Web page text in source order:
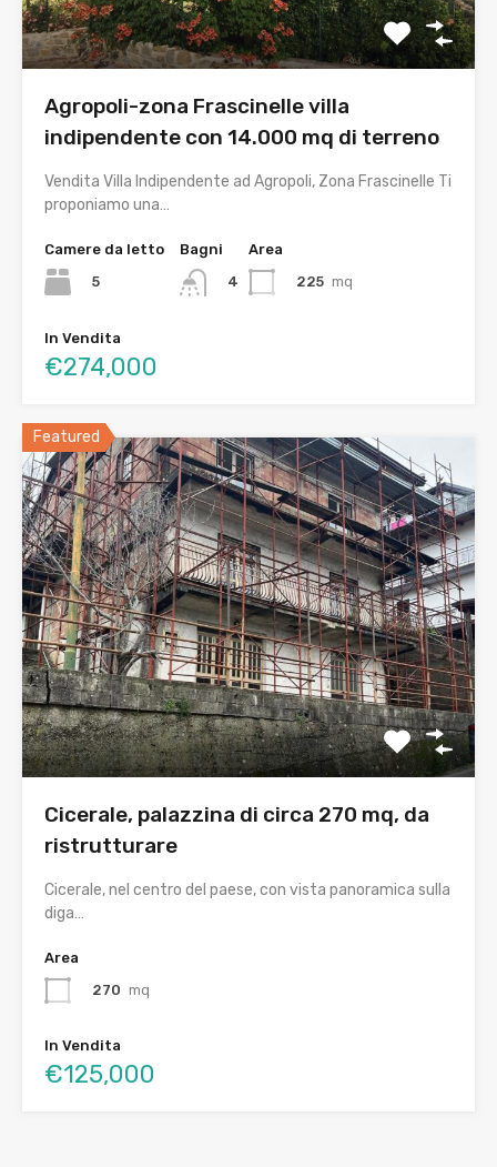
Agropoli-zona Frascinelle villa
indipendente con 14.000 mq di terreno
Vendita Villa Indipendente ad Agropoli, Zona Frascinelle Ti
proponiamo una…
Camere da letto
5
Bagni
4
Area
225 mq
In Vendita
€274,000
Featured
Cicerale, palazzina di circa 270 mq, da
ristrutturare
Cicerale, nel centro del paese, con vista panoramica sulla
diga…
Area
270 mq
In Vendita
€125,000